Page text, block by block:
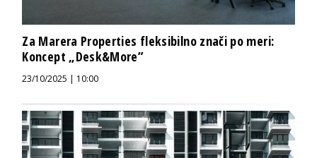
Za Marera Properties fleksibilno znači po meri:
Koncept „Desk&More”
23/10/2025 | 10:00